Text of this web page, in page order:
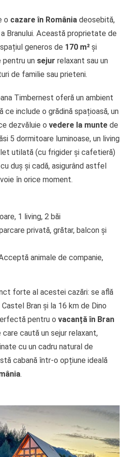
o cazare în Româniadeosebită,
Branului. Această proprietate de
generos de 170 m²și
pentru un sejur relaxant sau un
de familie sau prieteni.
Timbernest oferă un ambient
ce include o grădină spațioasă, un
dezvăluie o vedere la muntede
5 dormitoare luminoase, un living
utilată (cu frigider și cafetieră)
duș și cadă, asigurând astfel
în orice moment.
1 living, 2 băi
privată, grătar, balcon și
animale de companie,
forte al acestei cazări: se află
Bran și la 16 km de Dino
pentru o vacanță în Bran
caută un sejur relaxant,
cu un cadru natural de
cabană într-o opțiune ideală
.